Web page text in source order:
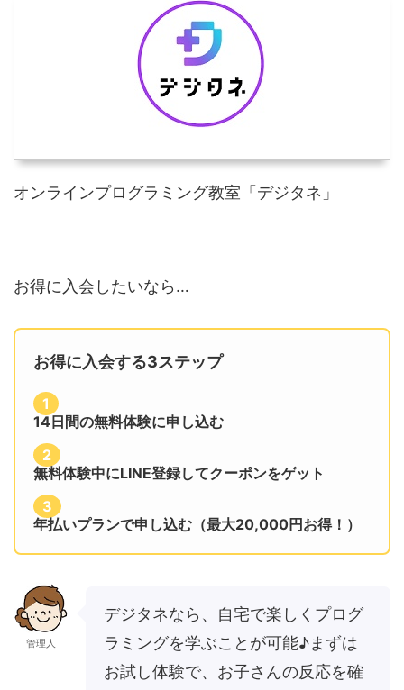
オンラインプログラミング教室「デジタネ」
お得に入会したいなら…
お得に入会する3ステップ
1
14日間の無料体験に申し込む
2
無料体験中にLINE登録してクーポンをゲット
3
年払いプランで申し込む（最大20,000円お得！）
管理人
デジタネなら、自宅で楽しくプログ
ラミングを学ぶことが可能♪まずは
お試し体験で、お子さんの反応を確